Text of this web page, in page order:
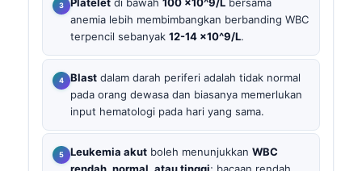
Platelet di bawah 100 x10^9/L bersama
anemia lebih membimbangkan berbanding WBC
terpencil sebanyak 12-14 x10^9/L.
Blast dalam darah periferi adalah tidak normal
pada orang dewasa dan biasanya memerlukan
input hematologi pada hari yang sama.
Leukemia akut boleh menunjukkan WBC